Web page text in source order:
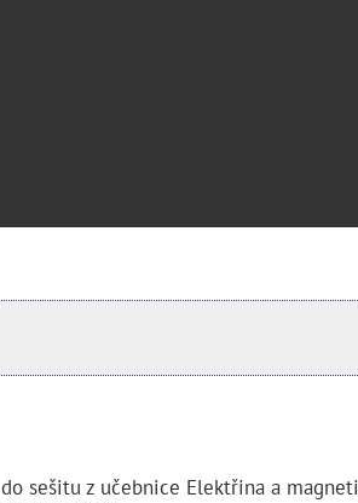
sešitu z učebnice Elektřina a